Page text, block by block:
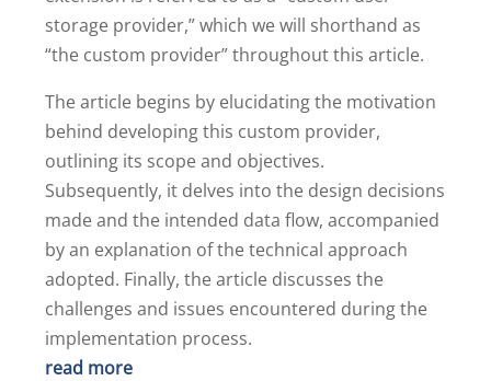
storage provider,” which we will shorthand as
“the custom provider” throughout this article.
The article begins by elucidating the motivation
behind developing this custom provider,
outlining its scope and objectives.
Subsequently, it delves into the design decisions
made and the intended data flow, accompanied
by an explanation of the technical approach
adopted. Finally, the article discusses the
challenges and issues encountered during the
implementation process.
read more